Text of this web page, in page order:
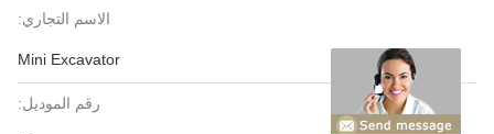
الاسم التجاري:
Mini Excavator
رقم الموديل: